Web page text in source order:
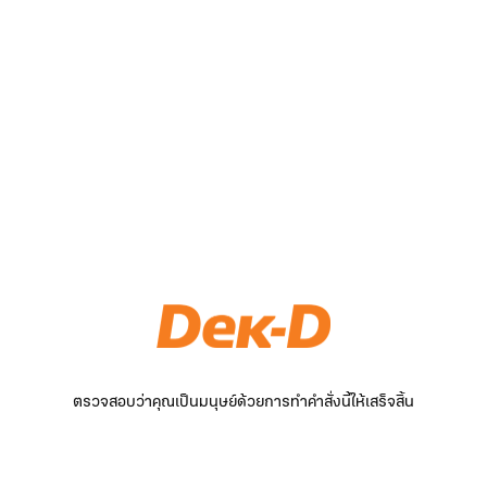
ตรวจสอบว่าคุณเป็นมนุษย์ด้วยการทำคำสั่งนี้ให้เสร็จสิ้น